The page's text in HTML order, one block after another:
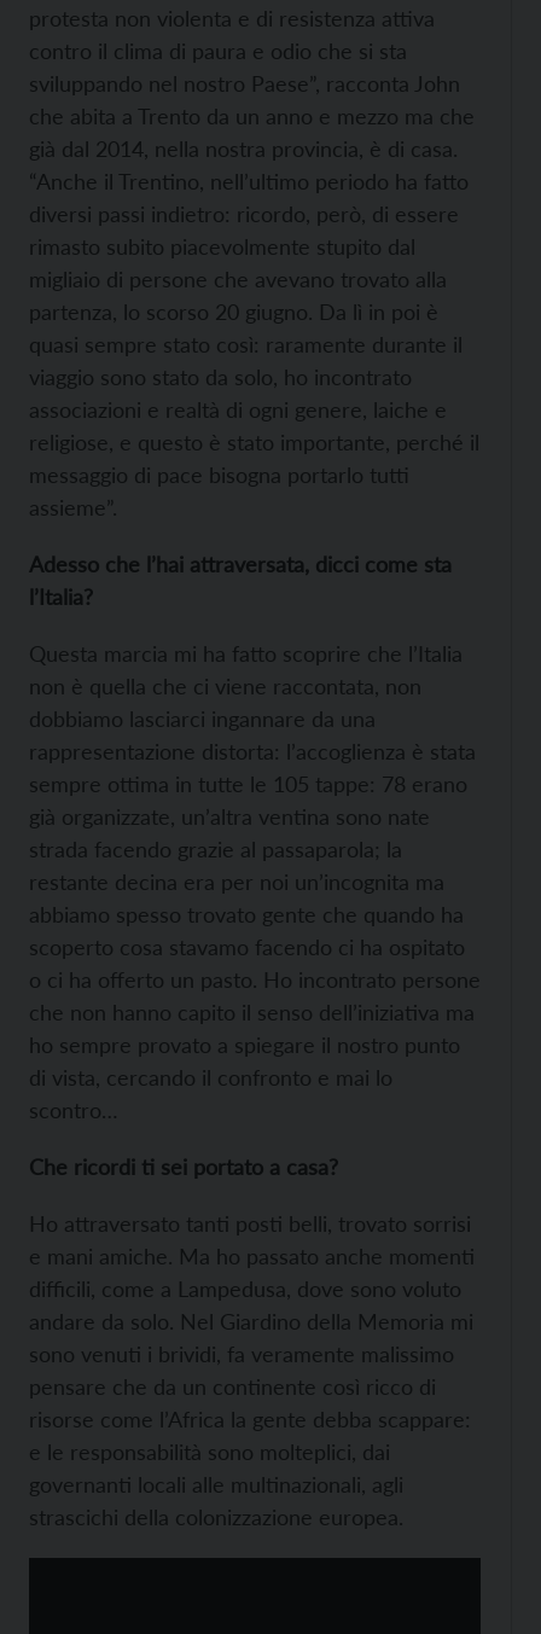
protesta non violenta e di resistenza attiva
contro il clima di paura e odio che si sta
sviluppando nel nostro Paese”, racconta John
che abita a Trento da un anno e mezzo ma che
già dal 2014, nella nostra provincia, è di casa.
“Anche il Trentino, nell’ultimo periodo ha fatto
diversi passi indietro: ricordo, però, di essere
rimasto subito piacevolmente stupito dal
migliaio di persone che avevano trovato alla
partenza, lo scorso 20 giugno. Da lì in poi è
quasi sempre stato così: raramente durante il
viaggio sono stato da solo, ho incontrato
associazioni e realtà di ogni genere, laiche e
religiose, e questo è stato importante, perché il
messaggio di pace bisogna portarlo tutti
assieme”.
Adesso che l’hai attraversata, dicci come sta
l’Italia?
Questa marcia mi ha fatto scoprire che l’Italia
non è quella che ci viene raccontata, non
dobbiamo lasciarci ingannare da una
rappresentazione distorta: l’accoglienza è stata
sempre ottima in tutte le 105 tappe: 78 erano
già organizzate, un’altra ventina sono nate
strada facendo grazie al passaparola; la
restante decina era per noi un’incognita ma
abbiamo spesso trovato gente che quando ha
scoperto cosa stavamo facendo ci ha ospitato
o ci ha offerto un pasto. Ho incontrato persone
che non hanno capito il senso dell’iniziativa ma
ho sempre provato a spiegare il nostro punto
di vista, cercando il confronto e mai lo
scontro…
Che ricordi ti sei portato a casa?
Ho attraversato tanti posti belli, trovato sorrisi
e mani amiche. Ma ho passato anche momenti
difficili, come a Lampedusa, dove sono voluto
andare da solo. Nel Giardino della Memoria mi
sono venuti i brividi, fa veramente malissimo
pensare che da un continente così ricco di
risorse come l’Africa la gente debba scappare:
e le responsabilità sono molteplici, dai
governanti locali alle multinazionali, agli
strascichi della colonizzazione europea.